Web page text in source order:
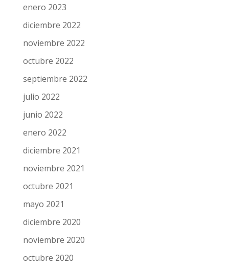
enero 2023
diciembre 2022
noviembre 2022
octubre 2022
septiembre 2022
julio 2022
junio 2022
enero 2022
diciembre 2021
noviembre 2021
octubre 2021
mayo 2021
diciembre 2020
noviembre 2020
octubre 2020